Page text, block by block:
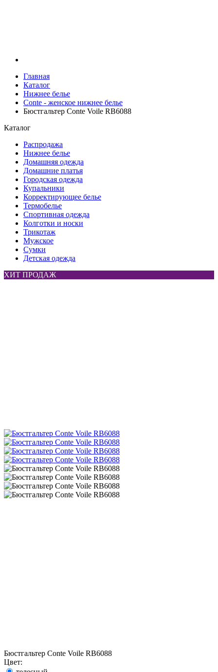
Главная
Каталог
Нижнее белье
Conte - женское нижнее белье
Бюстгальтер Conte Voile RB6088
Каталог
Распродажа
Нижнее белье
Домашняя одежда
Домашние платья
Городская одежда
Купальники
Корректирующее белье
Термобелье
Спортивная одежда
Колготки и носки
Трикотаж
Мужское
Сумки
Детская одежда
ХИТ ПРОДАЖ
Бюстгальтер Conte Voile RB6088
Цвет: